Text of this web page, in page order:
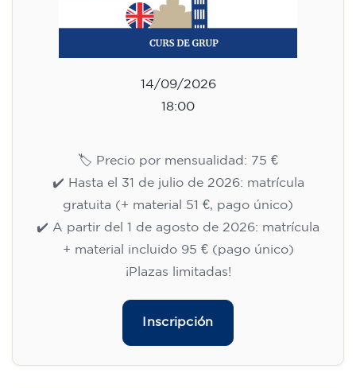
14/09/2026
18:00
🏷️ Precio por mensualidad: 75 €
✔️ Hasta el 31 de julio de 2026: matrícula
gratuita (+ material 51 €, pago único)
✔️ A partir del 1 de agosto de 2026: matrícula
+ material incluido 95 € (pago único)
¡Plazas limitadas!
Inscripción